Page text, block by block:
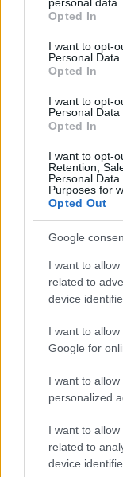
grant or deny
use your data for
consent section.
Opted In
I want to opt-
Personal Data.
Opted In
I want to opt-
Personal Data
Opted In
I want to opt-
Retention,
Personal
Purposes for
Opted Out
Google
I want to
related to
device
I want to
Google for
I want to
personalized
I want to
related to
device
Un approccio
regolamenti
sindacale o
economiche e
Una buona
del piano,
smart working e
conciliazione
misurabile nel
Rientro al
professionale
Il rientro dopo
che può
tutelano ilposto
quotidiana
formazione di
dell’impegno. È